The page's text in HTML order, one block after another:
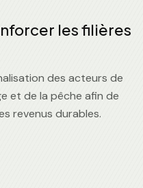
les filières
des acteurs de
et de la pêche afin de
revenus durables.